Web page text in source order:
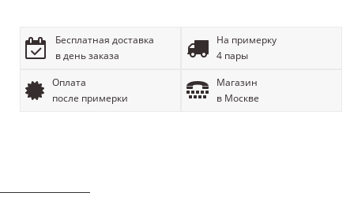
Бесплатная доставка
в день заказа
На примерку
4 пары
Оплата
после примерки
Магазин
в Москве